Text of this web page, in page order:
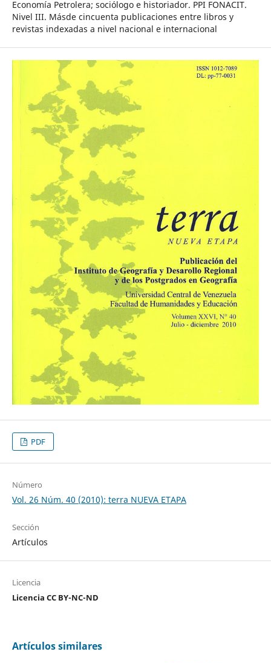
Economía Petrolera; sociólogo e historiador. PPI FONACIT.
Nivel III. Másde cincuenta publicaciones entre libros y
revistas indexadas a nivel nacional e internacional
PDF
Número
Vol. 26 Núm. 40 (2010): terra NUEVA ETAPA
Sección
Artículos
Licencia
Licencia CC BY-NC-ND
Artículos similares